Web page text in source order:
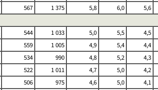
567 1 375 5,8 6,0 5,6
544 1 033 5,0 5,5 4,5
559 1 005 4,9 5,4 4,4
534 990 4,8 5,2 4,3
522 1 011 4,7 5,0 4,2
506 975 4,6 5,0 4,1